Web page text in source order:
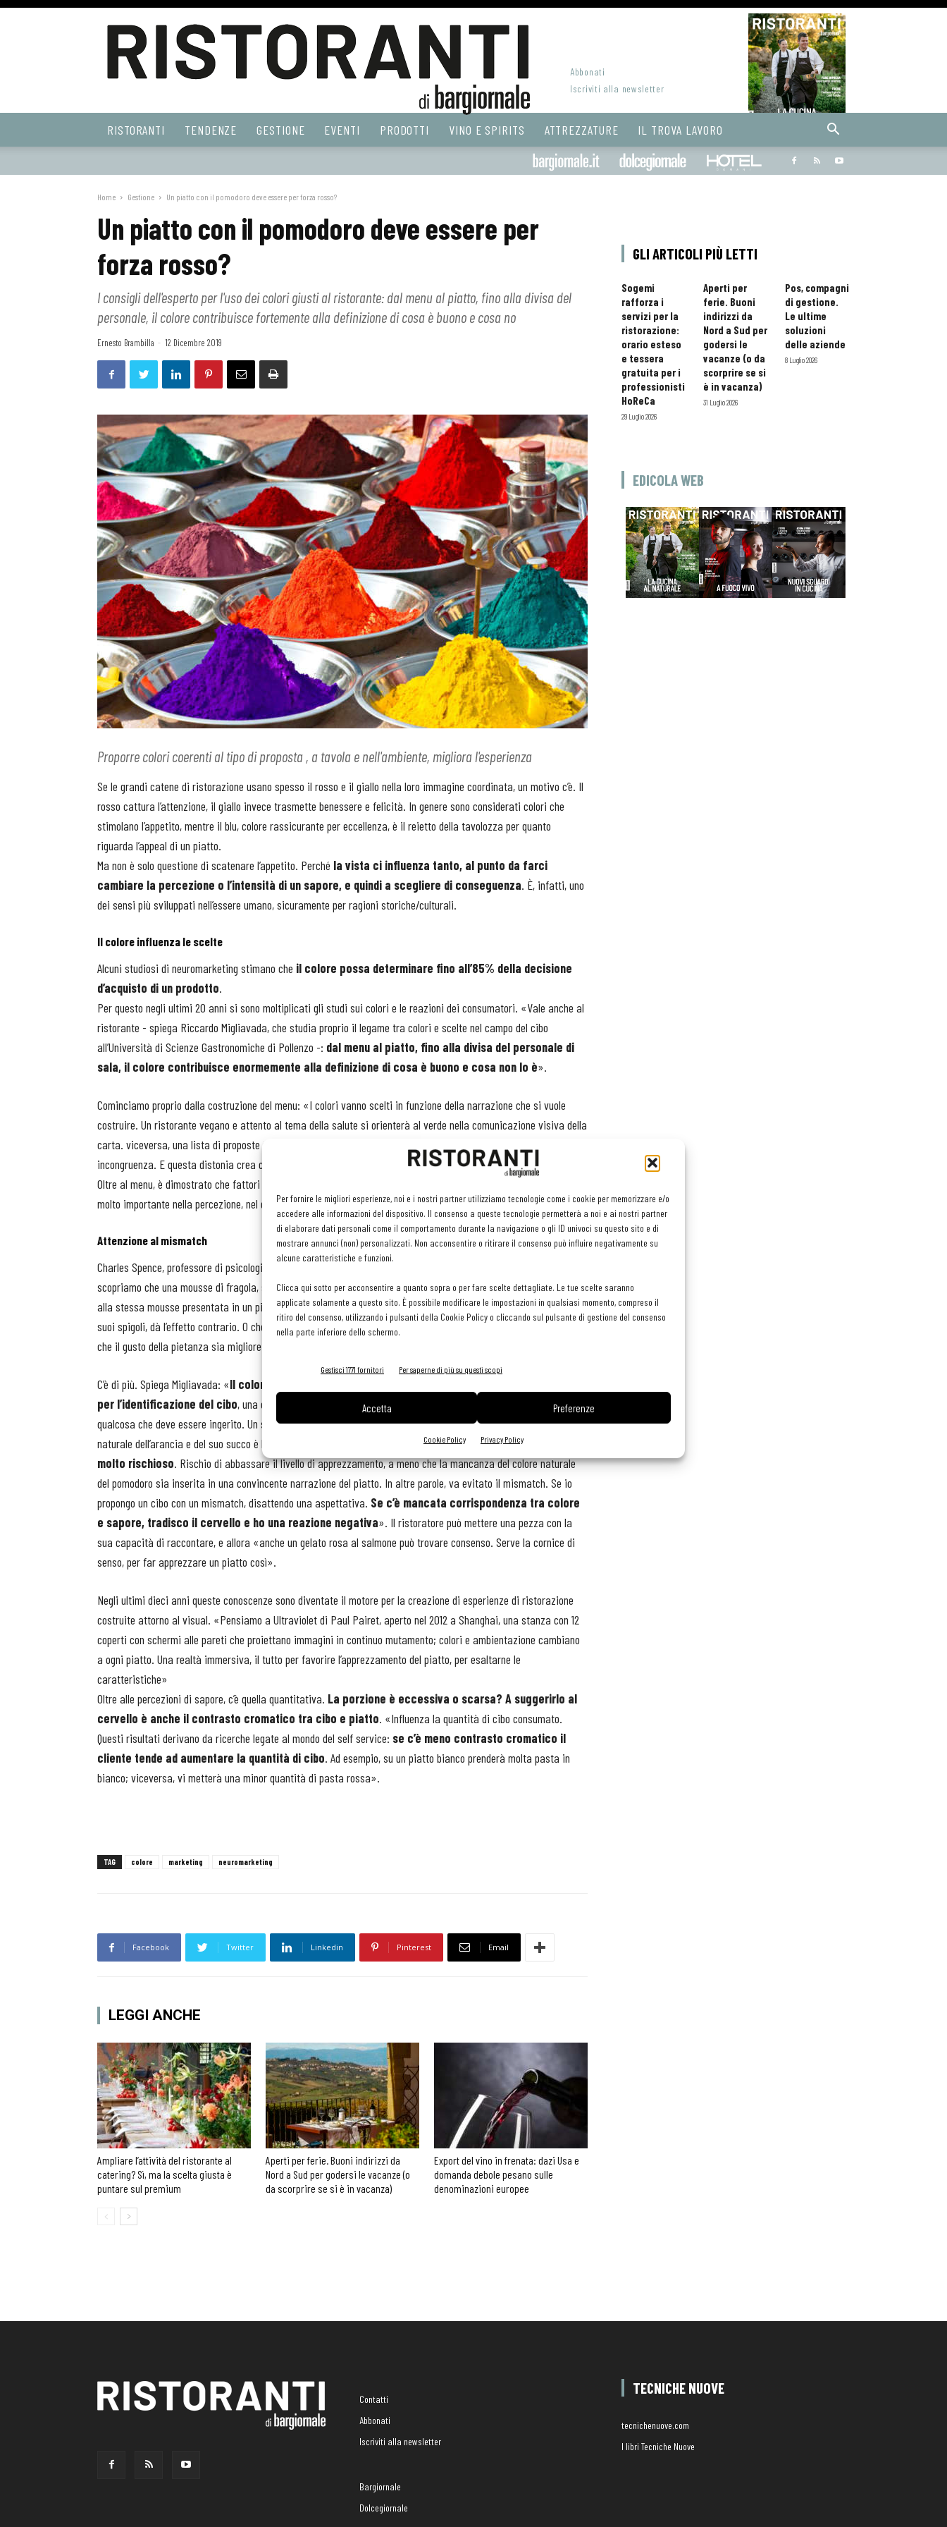
Per fornire le migliori esperienze, noi e i nostri partner utilizziamo tecnologie come i cookie per memorizzare e/o
accedere alle informazioni del dispositivo. Il consenso a queste tecnologie permetterà a noi e ai nostri partner
di elaborare dati personali come il comportamento durante la navigazione o gli ID univoci su questo sito e di
mostrare annunci (non) personalizzati. Non acconsentire o ritirare il consenso può influire negativamente su
alcune caratteristiche e funzioni.
Clicca qui sotto per acconsentire a quanto sopra o per fare scelte dettagliate. Le tue scelte saranno
applicate solamente a questo sito. È possibile modificare le impostazioni in qualsiasi momento, compreso il
ritiro del consenso, utilizzando i pulsanti della Cookie Policy o cliccando sul pulsante di gestione del consenso
nella parte inferiore dello schermo.
Gestisci 1771 fornitori Per saperne di più su questi scopi
Accetta Preferenze
Cookie Policy Privacy Policy
Web
Abbonati
Iscriviti alla newsletter
RISTORANTI TENDENZE GESTIONE EVENTI PRODOTTI VINO E SPIRITS ATTREZZATURE IL TROVA LAVORO
Bargiornale dolcegiornale
Home Gestione Un piatto con il pomodoro deve essere per forza rosso?
Un piatto con il pomodoro deve essere per
forza rosso?
I consigli dell'esperto per l'uso dei colori giusti al ristorante: dal menu al piatto, fino alla divisa del
personale, il colore contribuisce fortemente alla definizione di cosa è buono e cosa no
Ernesto Brambilla - 12 Dicembre 2019
Proporre colori coerenti al tipo di proposta , a tavola e nell'ambiente, migliora l'esperienza
Se le grandi catene di ristorazione usano spesso il rosso e il giallo nella loro immagine coordinata, un motivo c’è. Il
rosso cattura l’attenzione, il giallo invece trasmette benessere e felicità. In genere sono considerati colori che
stimolano l’appetito, mentre il blu, colore rassicurante per eccellenza, è il reietto della tavolozza per quanto
riguarda l’appeal di un piatto.
Ma non è solo questione di scatenare l’appetito. Perché la vista ci influenza tanto, al punto da farci
cambiare la percezione o l’intensità di un sapore, e quindi a scegliere di conseguenza. È, infatti, uno
dei sensi più sviluppati nell’essere umano, sicuramente per ragioni storiche/culturali.
Il colore influenza le scelte
Alcuni studiosi di neuromarketing stimano che il colore possa determinare fino all’85% della decisione
d’acquisto di un prodotto.
Per questo negli ultimi 20 anni si sono moltiplicati gli studi sui colori e le reazioni dei consumatori. «Vale anche al
ristorante - spiega Riccardo Migliavada, che studia proprio il legame tra colori e scelte nel campo del cibo
all’Università di Scienze Gastronomiche di Pollenzo -: dal menu al piatto, fino alla divisa del personale di
sala, il colore contribuisce enormemente alla definizione di cosa è buono e cosa non lo è».
Cominciamo proprio dalla costruzione del menu: «I colori vanno scelti in funzione della narrazione che si vuole
costruire. Un ristorante vegano e attento al tema della salute si orienterà al verde nella comunicazione visiva della
carta. viceversa, una lista di proposte tutta “in verde” che serve piatti di carne alla griglia, trasmette una palese
incongruenza. E questa distonia crea confusione nel cliente».
Oltre al menu, è dimostrato che fattori esterni al cibo come ambiente, posate, piatti e tavola hanno una rilevanza
molto importante nella percezione, nel gradimento e, in ultima analisi, nella scelta.
Attenzione al mismatch
Charles Spence, professore di psicologia sperimentale di Oxford, ha condotto per anni studi su questo. E così
scopriamo che una mousse di fragola, servita in un piatto bianco, viene percepita circa il 10% più dolce rispetto
alla stessa mousse presentata in un piatto nero. Che il piatto rotondo bendispone, mentre quello quadrato, con i
suoi spigoli, dà l’effetto contrario. O che i colori dell’ambiente associati a emozioni positive ci inducono a pensare
che il gusto della pietanza sia migliore.
C’è di più. Spiega Migliavada: «Il colore influenza l’intensità del sapore percepito, ma ci serve anche
per l’identificazione del cibo, una operazione importantissima che il nostro cervello fa quando ha di fronte
qualcosa che deve essere ingerito. Un succo di arancia colorato di blu è più difficile da identificare, perché il colore
naturale dell’arancia e del suo succo è l’arancione.
Se propongo un piatto al pomodoro senza il rosso, è
molto rischioso. Rischio di abbassare il livello di apprezzamento, a meno che la mancanza del colore naturale
del pomodoro sia inserita in una convincente narrazione del piatto. In altre parole, va evitato il mismatch. Se io
propongo un cibo con un mismatch, disattendo una aspettativa. Se c’è mancata corrispondenza tra colore
e sapore, tradisco il cervello e ho una reazione negativa». Il ristoratore può mettere una pezza con la
sua capacità di raccontare, e allora «anche un gelato rosa al salmone può trovare consenso. Serve la cornice di
senso, per far apprezzare un piatto così».
Negli ultimi dieci anni queste conoscenze sono diventate il motore per la creazione di esperienze di ristorazione
costruite attorno al visual. «Pensiamo a Ultraviolet di Paul Pairet, aperto nel 2012 a Shanghai, una stanza con 12
coperti con schermi alle pareti che proiettano immagini in continuo mutamento; colori e ambientazione cambiano
a ogni piatto. Una realtà immersiva, il tutto per favorire l’apprezzamento del piatto, per esaltarne le
caratteristiche»
Oltre alle percezioni di sapore, c’è quella quantitativa. La porzione è eccessiva o scarsa? A suggerirlo al
cervello è anche il contrasto cromatico tra cibo e piatto. «Influenza la quantità di cibo consumato.
Questi risultati derivano da ricerche legate al mondo del self service: se c’è meno contrasto cromatico il
cliente tende ad aumentare la quantità di cibo. Ad esempio, su un piatto bianco prenderà molta pasta in
bianco; viceversa, vi metterà una minor quantità di pasta rossa».
TAG colore marketing neuromarketing
Facebook Twitter Linkedin Pinterest Email
LEGGI ANCHE
Ampliare l’attività del ristorante al
catering? Sì, ma la scelta giusta è
puntare sul premium
Aperti per ferie. Buoni indirizzi da
Nord a Sud per godersi le vacanze (o
da scorprire se si è in vacanza)
Export del vino in frenata: dazi Usa e
domanda debole pesano sulle
denominazioni europee
GLI ARTICOLI PIÙ LETTI
Sogemi
rafforza i
servizi per la
ristorazione:
orario esteso
e tessera
gratuita per i
professionisti
HoReCa
29 Luglio 2026
Aperti per
ferie. Buoni
indirizzi da
Nord a Sud per
godersi le
vacanze (o da
scorprire se si
è in vacanza)
31 Luglio 2026
Pos, compagni
di gestione.
Le ultime
soluzioni
delle aziende
8 Luglio 2026
EDICOLA WEB
Contatti
Abbonati
Iscriviti alla newsletter
Bargiornale
Dolcegiornale
TECNICHE NUOVE
tecnichenuove.com
I libri Tecniche Nuove